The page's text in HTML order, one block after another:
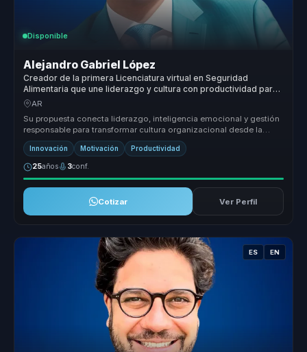
Disponible
Alejandro Gabriel López
Creador de la primera Licenciatura virtual en Seguridad
Alimentaria que une liderazgo y cultura con productividad para
empresas.
AR
Su propuesta conecta liderazgo, inteligencia emocional y gestión
responsable para transformar cultura organizacional desde la
conciencia ...
Innovación Motivación Productividad
25años 3conf.
Cotizar Ver Perfil
ES EN